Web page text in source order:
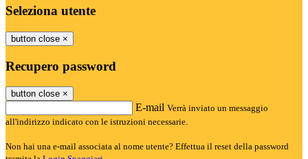
Seleziona utente
button close ×
Recupero password
button close ×
E-mail Verrà inviato un messaggio
all'indirizzo indicato con le istruzioni necessarie.
Non hai una e-mail associata al nome utente? Effettua il reset della password